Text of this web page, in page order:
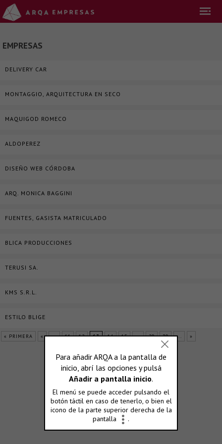
EMPRESAS
DELIVERY CAR
MONTAGGIO, ARQUITECTURA EN SECO
MAQUIGOD ROMECO
ALDOPEREZ
DISEÑO WEB CÓRDOBA
ARQ. MONICA BAGGINI
FUENTES, GASISTA MATRICULADO
BLICA PRODUCCIONES
TERUSI SA.
KMS S.R.L.
ESTILO BLIGE
« PRIMERA « ... 11 12 13 14 15 ... 20 30 ... »